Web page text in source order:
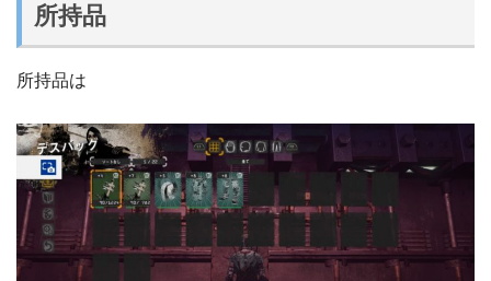
所持品
所持品は